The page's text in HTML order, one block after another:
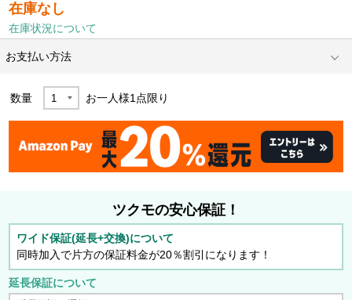
在庫なし
在庫状況について
お支払い方法
数量 お一人様1 点限り
ツクモの安心保証！
ワイド保証(延長+交換)について
同時加入で片方の保証料金が20％割引になります！
延長保証について